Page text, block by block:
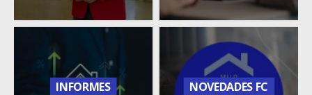
INFORMES NOVEDADES FC